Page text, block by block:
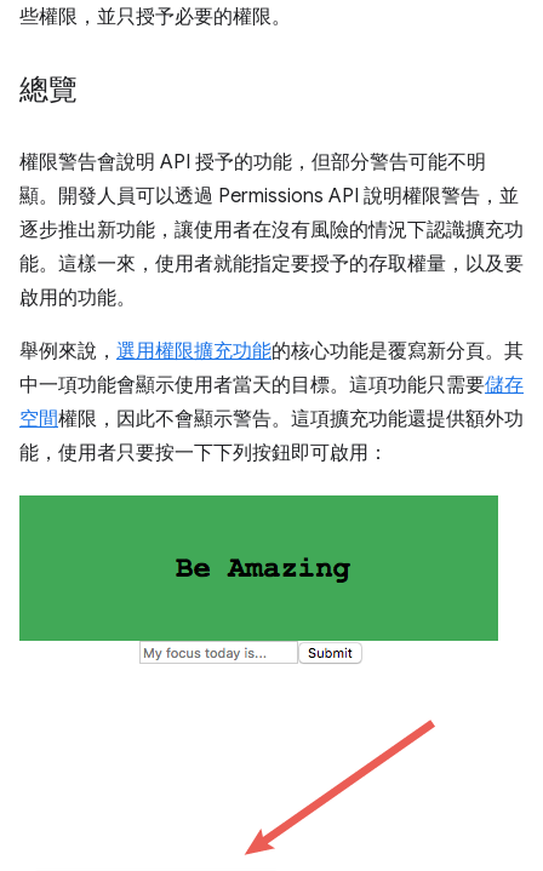
些權限，並只授予必要的權限。
總覽
權限警告會說明 API 授予的功能，但部分警告可能不明
顯。開發人員可以透過 Permissions API 說明權限警告，並
逐步推出新功能，讓使用者在沒有風險的情況下認識擴充功
能。這樣一來，使用者就能指定要授予的存取權量，以及要
啟用的功能。
舉例來說， 選用權限擴充功能的核心功能是覆寫新分頁。其
中一項功能會顯示使用者當天的目標。這項功能只需要儲存
空間權限，因此不會顯示警告。這項擴充功能還提供額外功
能，使用者只要按一下下列按鈕即可啟用：